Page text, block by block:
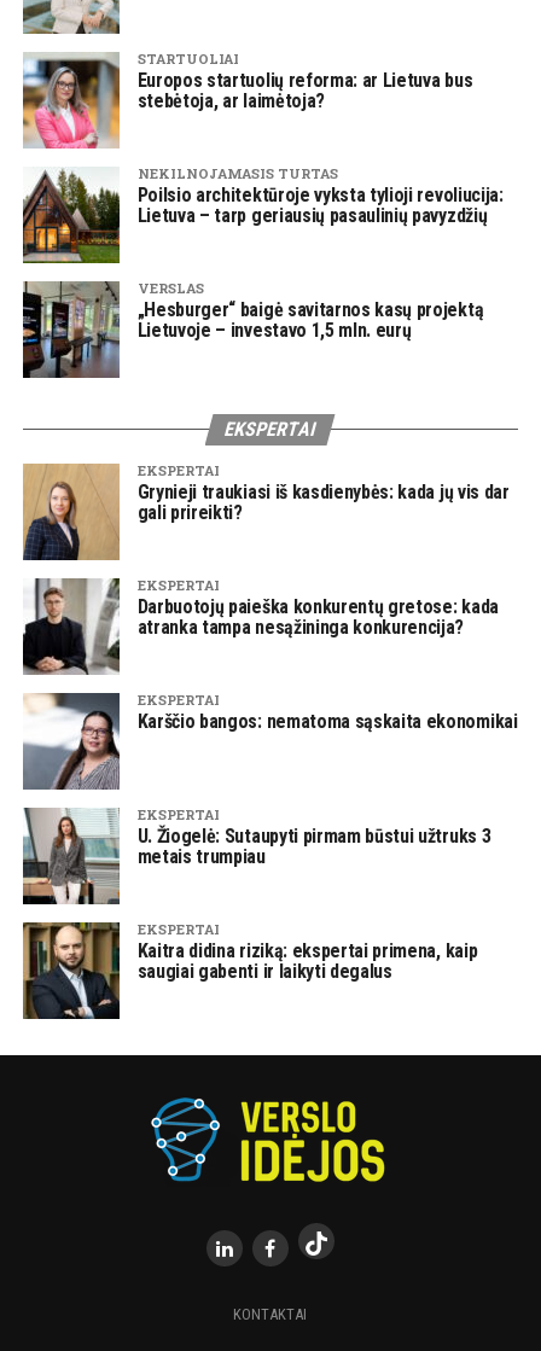
STARTUOLIAI
Europos startuolių reforma: ar Lietuva bus
stebėtoja, ar laimėtoja?
NEKILNOJAMASIS TURTAS
Poilsio architektūroje vyksta tylioji revoliucija:
Lietuva – tarp geriausių pasaulinių pavyzdžių
VERSLAS
„Hesburger“ baigė savitarnos kasų projektą
Lietuvoje – investavo 1,5 mln. eurų
EKSPERTAI
EKSPERTAI
Grynieji traukiasi iš kasdienybės: kada jų vis dar
gali prireikti?
EKSPERTAI
Darbuotojų paieška konkurentų gretose: kada
atranka tampa nesąžininga konkurencija?
EKSPERTAI
Karščio bangos: nematoma sąskaita ekonomikai
EKSPERTAI
U. Žiogelė: Sutaupyti pirmam būstui užtruks 3
metais trumpiau
EKSPERTAI
Kaitra didina riziką: ekspertai primena, kaip
saugiai gabenti ir laikyti degalus
KONTAKTAI